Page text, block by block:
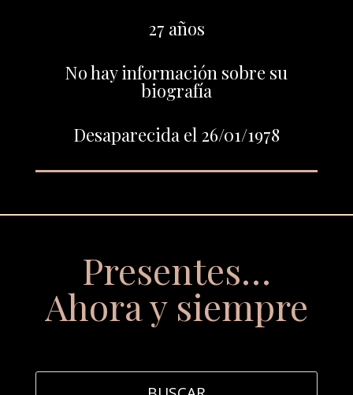
27 años
No hay información sobre su
biografía
Desaparecida el 26/01/1978
Presentes…
Ahora y siempre